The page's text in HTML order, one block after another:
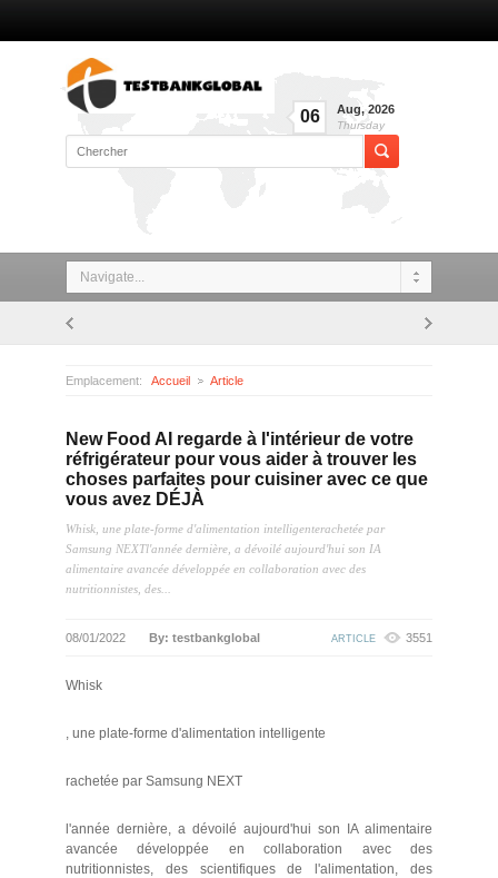
06 Aug, 2026
Thursday
Navigate...
Emplacement: Accueil Article
New Food AI regarde à l'intérieur de votre
réfrigérateur pour vous aider à trouver les
choses parfaites pour cuisiner avec ce que
vous avez DÉJÀ
Whisk, une plate-forme d'alimentation intelligenterachetée par
Samsung NEXTl'année dernière, a dévoilé aujourd'hui son IA
alimentaire avancée développée en collaboration avec des
nutritionnistes, des...
08/01/2022 By: testbankglobal ARTICLE 3551
Whisk
, une plate-forme d'alimentation intelligente
rachetée par Samsung NEXT
l'année dernière, a dévoilé aujourd'hui son IA alimentaire
avancée développée en collaboration avec des
nutritionnistes, des scientifiques de l'alimentation, des